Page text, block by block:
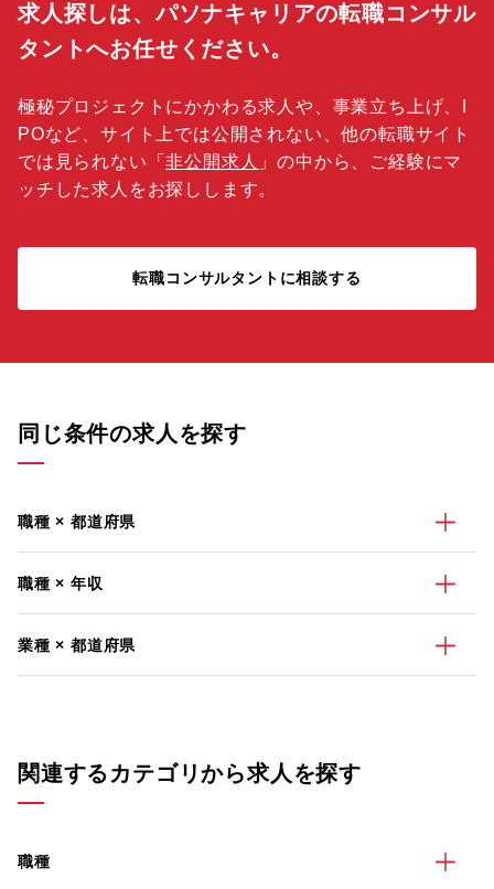
求人探しは、パソナキャリアの転職コンサル
タントへお任せください。
極秘プロジェクトにかかわる求人や、事業立ち上げ、I
POなど、サイト上では公開されない、他の転職サイト
では見られない「非公開求人 」の中から、ご経験にマ
ッチした求人をお探しします。
転職コンサルタントに相談する
同じ条件の求人を探す
職種 × 都道府県
職種 × 年収
業種 × 都道府県
関連するカテゴリから求人を探す
職種